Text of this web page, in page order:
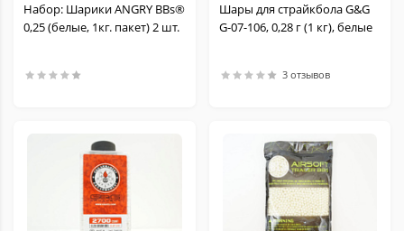
Набор: Шарики ANGRY BBs®
0,25 (белые, 1кг. пакет) 2 шт.
Шары для страйкбола G&G
G-07-106, 0,28 г (1 кг), белые
3 отзывов